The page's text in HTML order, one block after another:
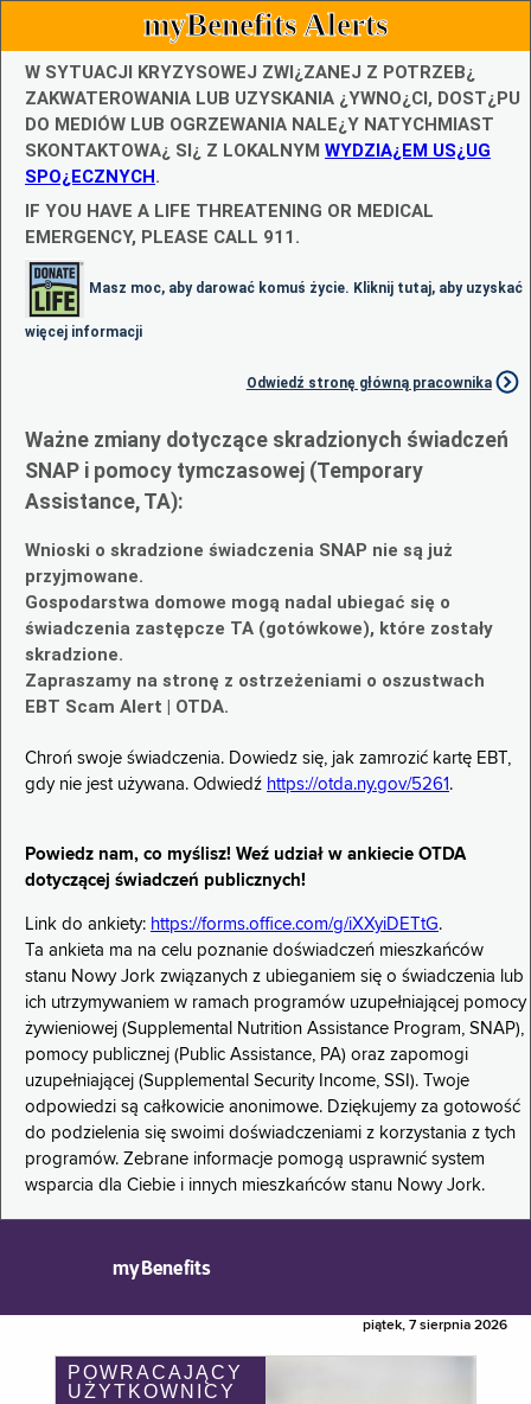
myBenefits Alerts
W SYTUACJI KRYZYSOWEJ ZWI¿ZANEJ Z POTRZEB¿
ZAKWATEROWANIA LUB UZYSKANIA ¿YWNO¿CI, DOST¿PU
DO MEDIÓW LUB OGRZEWANIA NALE¿Y NATYCHMIAST
SKONTAKTOWA¿ SI¿ Z LOKALNYM WYDZIA¿EM US¿UG
SPO¿ECZNYCH.
IF YOU HAVE A LIFE THREATENING OR MEDICAL
EMERGENCY, PLEASE CALL 911.
Masz moc, aby darować komuś życie. Kliknij tutaj, aby uzyskać
więcej informacji
Odwiedź stronę główną pracownika
Ważne zmiany dotyczące skradzionych świadczeń
SNAP i pomocy tymczasowej (Temporary
Assistance, TA):
Wnioski o skradzione świadczenia SNAP nie są już
przyjmowane.
Gospodarstwa domowe mogą nadal ubiegać się o
świadczenia zastępcze TA (gotówkowe), które zostały
skradzione.
Zapraszamy na stronę z ostrzeżeniami o oszustwach
EBT Scam Alert | OTDA.
Chroń swoje świadczenia. Dowiedz się, jak zamrozić kartę EBT,
gdy nie jest używana. Odwiedź https://otda.ny.gov/5261 .
Powiedz nam, co myślisz! Weź udział w ankiecie OTDA
dotyczącej świadczeń publicznych!
Link do ankiety: https://forms.office.com/g/iXXyiDETtG.
Ta ankieta ma na celu poznanie doświadczeń mieszkańców
stanu Nowy Jork związanych z ubieganiem się o świadczenia lub
ich utrzymywaniem w ramach programów uzupełniającej pomocy
żywieniowej (Supplemental Nutrition Assistance Program, SNAP),
pomocy publicznej (Public Assistance, PA) oraz zapomogi
uzupełniającej (Supplemental Security Income, SSI). Twoje
odpowiedzi są całkowicie anonimowe. Dziękujemy za gotowość
do podzielenia się swoimi doświadczeniami z korzystania z tych
programów. Zebrane informacje pomogą usprawnić system
wsparcia dla Ciebie i innych mieszkańców stanu Nowy Jork.
myBenefits
piątek, 7 sierpnia 2026
POWRACAJĄCY
UŻYTKOWNICY